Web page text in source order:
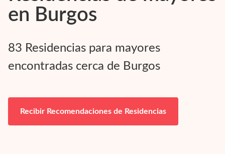
en Burgos
83 Residencias para mayores
encontradas cerca de Burgos
Recibir Recomendaciones de Residencias